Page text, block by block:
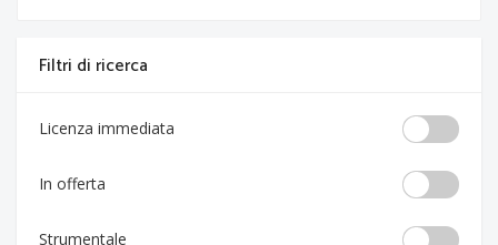
Filtri di ricerca
Licenza immediata
In offerta
Strumentale